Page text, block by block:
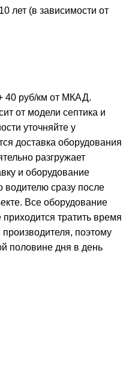
лет (в зависимости от
40 руб/км от МКАД.
от модели септика и
уточняйте у
доставка оборудования
разгружает
и оборудование
водителю сразу после
Все оборудование
тратить время
поэтому
половине дня в день